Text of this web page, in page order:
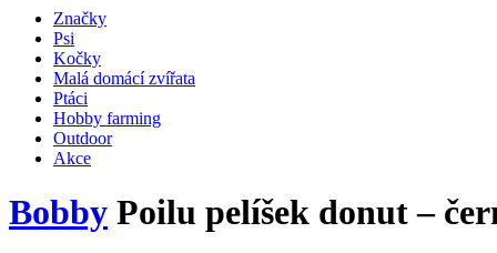
Značky
Psi
Kočky
Malá domácí zvířata
Ptáci
Hobby farming
Outdoor
Akce
Bobby Poilu pelíšek donut –